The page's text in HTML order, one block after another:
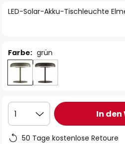
LED-Solar-Akku-Tischleuchte
Farbe: grün
1 In
50 Tage kostenlose Retoure